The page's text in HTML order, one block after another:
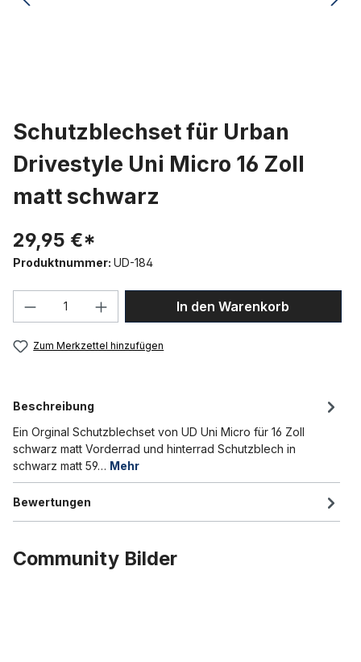
Schutzblechset für Urban
Drivestyle Uni Micro 16 Zoll
matt schwarz
29,95 €*
Produktnummer: UD-184
Produkt Anzahl: Gib den gewünschten
In den Warenkorb
Zum Merkzettel hinzufügen
Beschreibung
Ein Orginal Schutzblechset von UD Uni Micro für 16 Zoll
schwarz matt Vorderrad und hinterrad Schutzblech in
schwarz matt 59… Mehr
Bewertungen
Community Bilder